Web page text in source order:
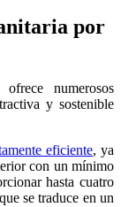
por
numerosos
y sostenible
eficiente, ya
con un mínimo
hasta cuatro
se traduce en un